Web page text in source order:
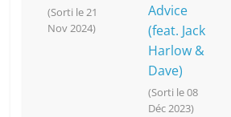
(Sorti le 21
Nov 2024)
Advice
(feat. Jack
Harlow &
Dave)
(Sorti le 08
Déc 2023)